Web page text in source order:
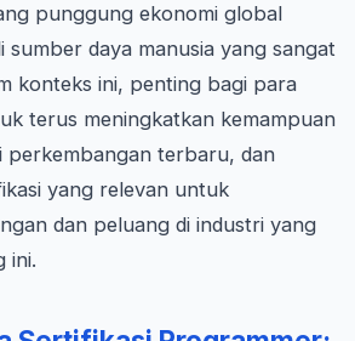
punggung ekonomi global
sumber daya manusia yang sangat
konteks ini, penting bagi para
terus meningkatkan kemampuan
perkembangan terbaru, dan
yang relevan untuk
dan peluang di industri yang
ini.